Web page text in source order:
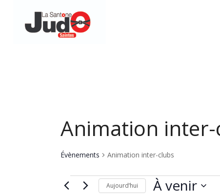
Animation
Évènements Animation inter-clubs
Évènements
Aujourd’hui À venir